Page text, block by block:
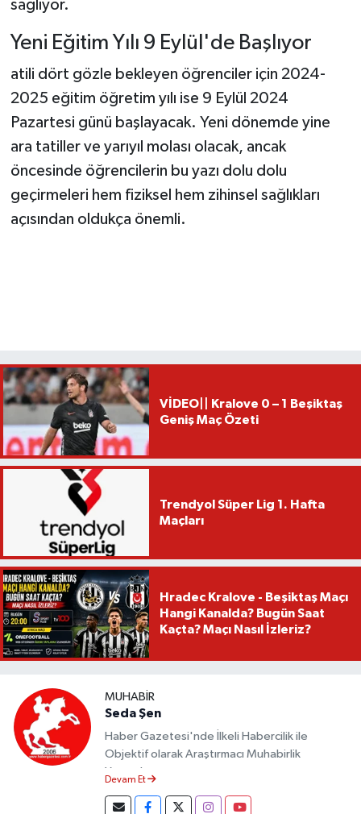
sağlıyor.
Yeni Eğitim Yılı 9 Eylül'de Başlıyor
atili dört gözle bekleyen öğrenciler için 2024-
2025 eğitim öğretim yılı ise 9 Eylül 2024
Pazartesi günü başlayacak. Yeni dönemde yine
ara tatiller ve yarıyıl molası olacak, ancak
öncesinde öğrencilerin bu yazı dolu dolu
geçirmeleri hem fiziksel hem zihinsel sağlıkları
açısından oldukça önemli.
VİDEO|| Kralove 0 – 1 Beşiktaş
Geniş Maç Özeti
Trendyol Süper Lig 1. Hafta
Maçları
Hradec Kralove - Beşiktaş Maçı
Hangi Kanalda? Bugün Saat
Kaçta? Maçı Nasıl İzleriz?
MUHABIR
Seda Şen
Haber Gazetesi'nde İlkeli Habercilik ile
Objektif olarak Araştırmacı Muhabirlik
Yapmaktayım.
Devam Et